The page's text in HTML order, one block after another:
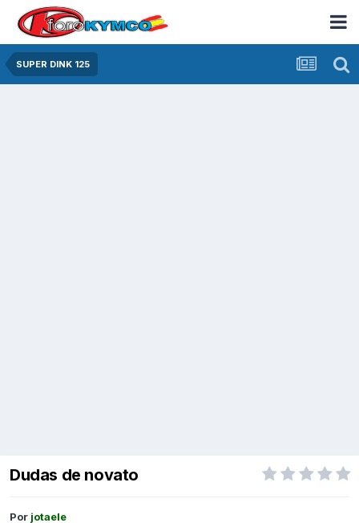
SUPER DINK 125
Dudas de novato
Por jotaele